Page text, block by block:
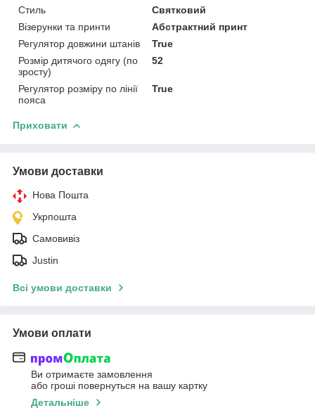
Стиль
Святковий
Візерунки та принти
Абстрактний принт
Регулятор довжини штанів
True
Розмір дитячого одягу (по
зросту)
52
Регулятор розміру по лінії
пояса
True
Приховати
Умови доставки
Нова Пошта
Укрпошта
Самовивіз
Justin
Всі умови доставки
Умови оплати
Ви отримаєте замовлення
або гроші повернуться на вашу картку
Детальніше